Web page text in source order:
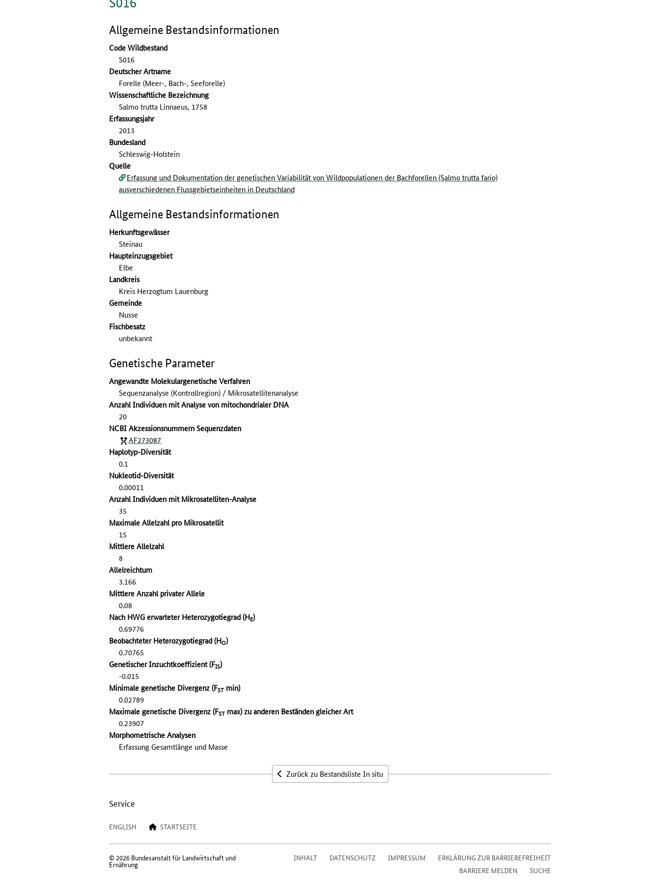
Allgemeine Bestandsinformationen
Code Wildbestand
S016
Deutscher Artname
Forelle (Meer-, Bach-, Seeforelle)
Wissenschaftliche Bezeichnung
Salmo trutta Linnaeus, 1758
Erfassungs­jahr
2013
Bundesland
Schleswig-Holstein
Quelle
Erfassung und Dokumentation der genetischen Variabilität von Wildpopulationen der Bachforellen (Salmo trutta fario)
ausverschiedenen Flussgebietseinheiten in Deutschland
Allgemeine Bestandsinformationen
Herkunftsgewässer
Steinau
Haupteinzugsgebiet
Elbe
Landkreis
Kreis Herzogtum Lauenburg
Gemeinde
Nusse
Fischbesatz
unbekannt
Genetische Parameter
Angewandte Molekulargenetische Verfahren
Sequenzanalyse (Kontrollregion) / Mikrosatellitenanalyse
Anzahl Individuen mit Analyse von mitochondrialer DNA
20
NCBI Akzessionsnummern Sequenzdaten
AF273087
Haplotyp-Diversität
0.1
Nukleotid-Diversität
0.00011
Anzahl Individuen mit Mikrosatelliten-Analyse
35
Maximale Allelzahl pro Mikrosatellit
15
Mittlere Allelzahl
8
Allelreichtum
3.166
Mittlere Anzahl privater Allele
0.08
Nach HWG erwarteter Heterozygotiegrad (HE)
0.69776
Beobachteter Heterozygotiegrad (HO)
0.70765
Genetischer Inzuchtkoeffizient (FIS)
-0.015
Minimale genetische Divergenz (FST min)
0.02789
Maximale genetische Divergenz (FST max) zu anderen Beständen gleicher Art
0.23907
Morphometrische Analysen
Erfassung Gesamtlänge und Masse
Zurück zu Bestandsliste In situ
Service
ENGLISH STARTSEITE
INHALT DATENSCHUTZ IMPRESSUM
ERKLÄRUNG ZUR BARRIEREFREIHEIT
BARRIERE MELDEN
SUCHE
© 2026 Bundesanstalt für Landwirtschaft und
Ernährung